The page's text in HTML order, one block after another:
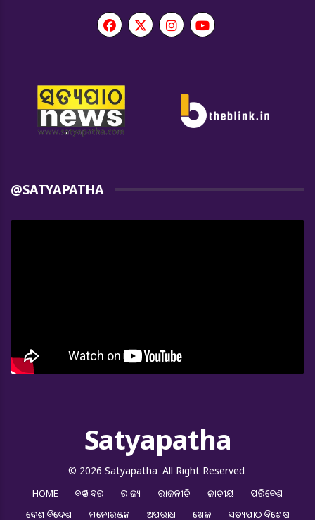
@SATYAPATHA
Satyapatha
© 2026 Satyapatha. All Right Reserved.
HOME ବଡ ଖବର ରାଜ୍ୟ ରାଜନୀତି ଜାତୀୟ
ପରିବେଶ
ଦେଶ ବିଦେଶ
ମନୋରଞ୍ଜନ ଅପରାଧ ଖେଳ ସତ୍ୟପାଠ ବିଶେଷ